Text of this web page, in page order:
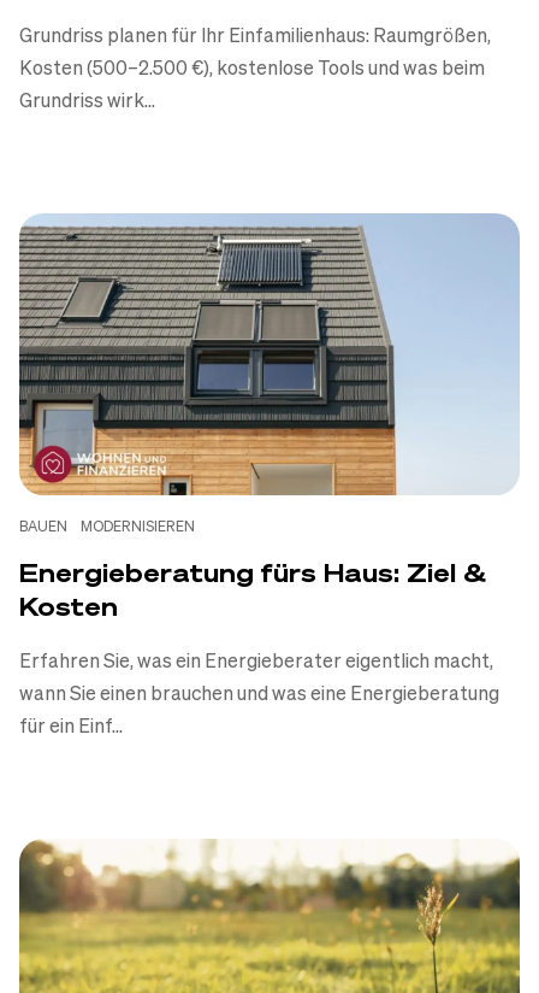
Grundriss planen für Ihr Einfamilienhaus: Raumgrößen,
Kosten (500–2.500 €), kostenlose Tools und was beim
Grundriss wirk...
BAUEN MODERNISIEREN
Energieberatung fürs Haus: Ziel &
Kosten
Erfahren Sie, was ein Energieberater eigentlich macht,
wann Sie einen brauchen und was eine Energieberatung
für ein Einf...